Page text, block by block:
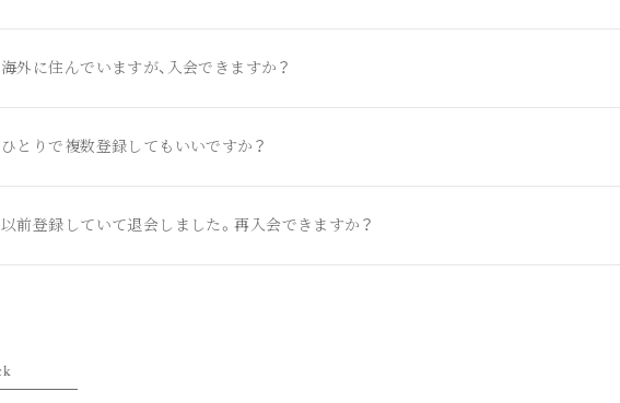
海外に住んでいますが、入会できますか？
ひとりで複数登録してもいいですか？
以前登録していて退会しました。再入会できますか？